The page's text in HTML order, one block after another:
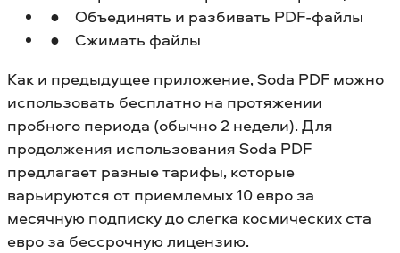
Объединять и разбивать PDF-файлы
Сжимать файлы
Как и предыдущее приложение, Soda PDF можно
использовать бесплатно на протяжении
пробного периода (обычно 2 недели). Для
продолжения использования Soda PDF
предлагает разные тарифы, которые
варьируются от приемлемых 10 евро за
месячную подписку до слегка космических ста
евро за бессрочную лицензию.